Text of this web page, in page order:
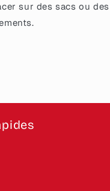
sur des sacs ou